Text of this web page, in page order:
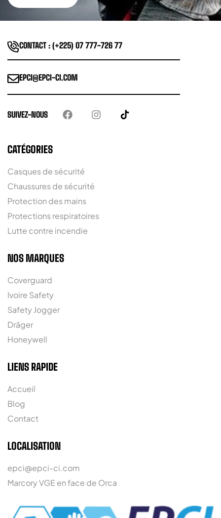
CONTACT : (+225) 07 777-726 77
EPCI@EPCI-CI.COM
SUIVEZ-NOUS
CATÉGORIES
Casques de sécurité
Chaussures de sécurité
Protection des mains
Protections respiratoires
Lutte contre incendie
NOS MARQUES
Coverguard
Ivoire Safety
Safety Jogger
Dräger
Honeywell
LIENS RAPIDE
Accueil
Blog
Contact
LOCALISATION
epci@epci-ci.com
Marcory VGE en face de Orca